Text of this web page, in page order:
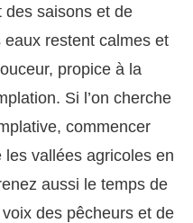
des saisons et de
eaux restent calmes et
propice à la
Si l’on cherche
commencer
les vallées agricoles en
aussi le temps de
des pêcheurs et de